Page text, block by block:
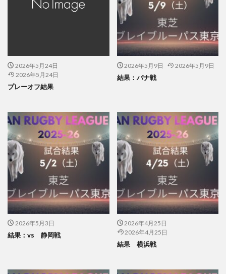
2026年5月24日
2026年5月24日
プレーオフ結果
2026年5月9日 2026年5月9日
結果：パナ戦
2026年5月3日
結果：vs 静岡戦
2026年4月25日
2026年4月25日
結果 横浜戦